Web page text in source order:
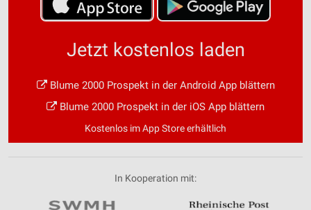
Jetzt kostenlos laden
Blume 2000 Prospekt in der Android App blättern
Blume 2000 Prospekt in der iOS App blättern
Kostenlos im App Store erhältlich
In Kooperation mit: